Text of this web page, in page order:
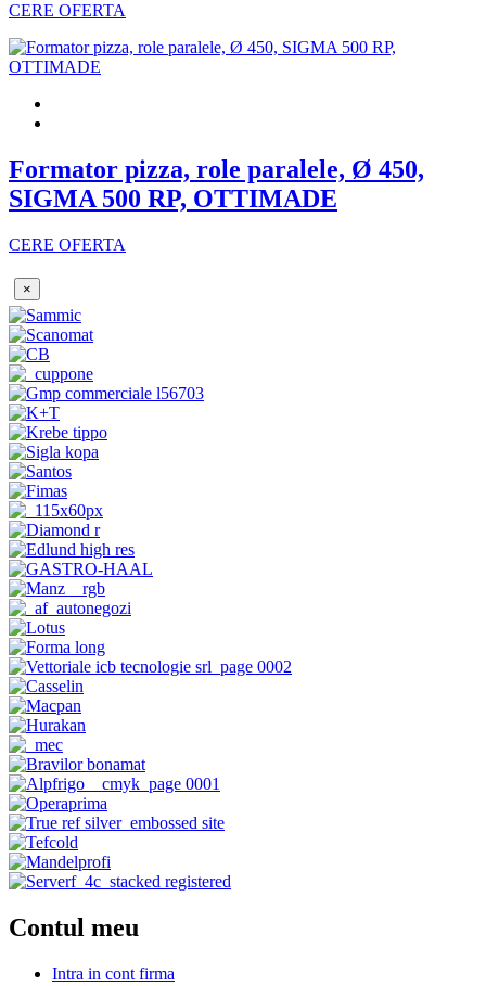
CERE OFERTA
Formator pizza, role paralele, Ø 450,
SIGMA 500 RP, OTTIMADE
CERE OFERTA
×
Contul meu
Intra in cont firma